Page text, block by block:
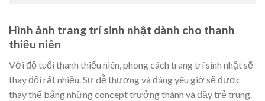
Hình ảnh trang trí sinh nhật dành cho thanh
thiếu niên
Với độ tuổi thanh thiếu niên, phong cách trang trí sinh nhật sẽ
thay đổi rất nhiều. Sự dễ thương và đáng yêu giờ sẽ được
thay thế bằng những concept trưởng thành và đầy trẻ trung.